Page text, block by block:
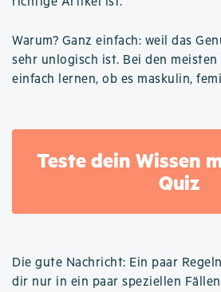
Warum? Ganz einfach: weil das
sehr unlogisch ist. Bei den
einfach lernen, ob es maskulin,
Teste dein Wissen
Quiz
Die gute Nachricht: Ein paar
dir nur in ein paar speziellen